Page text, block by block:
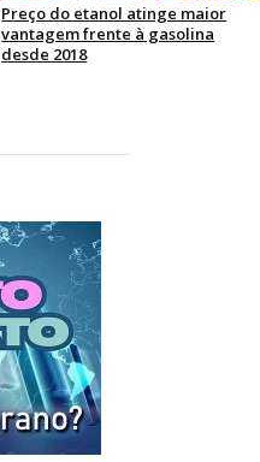
Preço do etanol atinge maior
vantagem frente à gasolina
desde 2018